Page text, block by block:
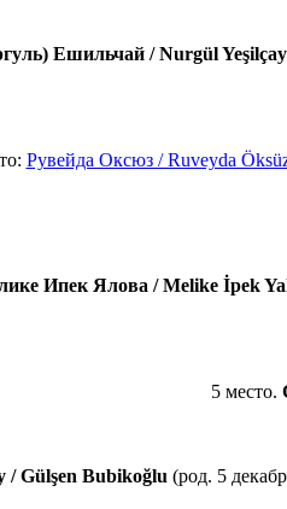
Ешильчай / Nurgül Yeşilçay
Рувейда Оксюз / Ruveyda
Ипек Ялова / Melike İpek
5 место.
/ Gülşen Bubikoğlu (род. 5